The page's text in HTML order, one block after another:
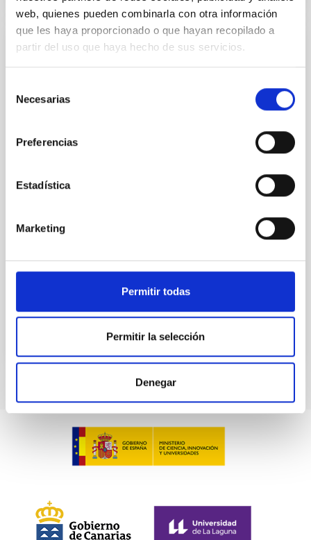
web, quienes pueden combinarla con otra información
que les haya proporcionado o que hayan recopilado a
partir del uso que haya hecho de sus servicios.
Necesarias
Preferencias
Estadística
Marketing
Permitir todas
Permitir la selección
Denegar
SMACK 20: Inversion codes to solve the
Radiative Transfer Equation in Solar
Physics
will introduce the numerical codes we use, mainly in
solar physics, to infer information about the solar
In particular, we will present a new version that was
recently developed (see Ruiz Cobo et al., 2022). In the
Carlos Cristo